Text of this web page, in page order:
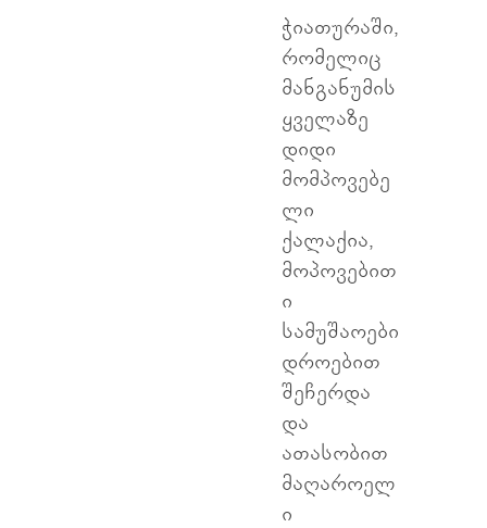
ჭიათურაში,
რომელიც
მანგანუმის
ყველაზე
დიდი
მომპოვებე
ლი
ქალაქია,
მოპოვებით
ი
სამუშაოები
დროებით
შეჩერდა
და
ათასობით
მაღაროელ
ი